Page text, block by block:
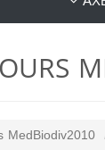
MedBiodiv2010